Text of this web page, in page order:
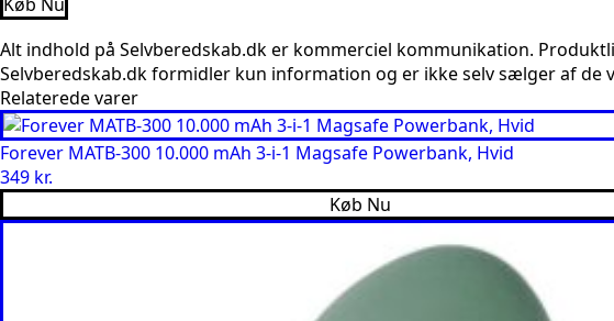
Alt indhold på Selvberedskab.dk er kommerciel kommunikation.
Selvberedskab.dk formidler kun information og er ikke selv sælger af de
Relaterede varer
Forever MATB-300 10.000 mAh 3-i-1 Magsafe Powerbank, Hvid
349 kr.
Køb Nu